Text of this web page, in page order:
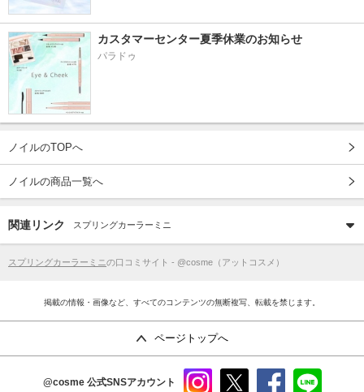
カスタマーセンター夏季休業のお知らせ
パラドゥ
ノイルのTOPへ
ノイルの商品一覧へ
関連リンク スプリングカーラーミニ
スプリングカーラーミニの口コミサイト - @cosme（アットコスメ）
掲載の情報・画像など、すべてのコンテンツの無断複写、転載を禁じます。
ページトップへ
@cosme 公式SNSアカウント